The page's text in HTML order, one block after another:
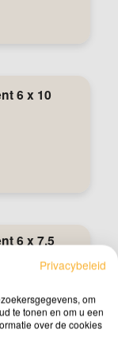
6 x 10
6 x 7,5
Privacybeleid
om
te tonen en om u een
over de cookies